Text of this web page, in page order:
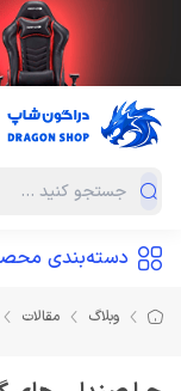
دسته‌بندی
وبلاگ مقالات